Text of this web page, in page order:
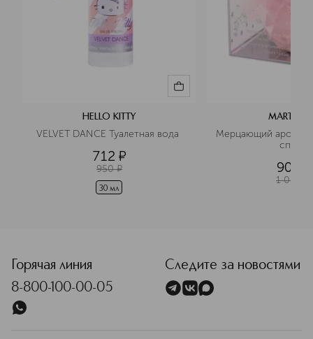
HELLO KITTY
712 ¤
950 ¤
30 мл
Мерцающий
спрей
900
1 000
Горячая линия
8-800-100-00-05
Следите за новостями